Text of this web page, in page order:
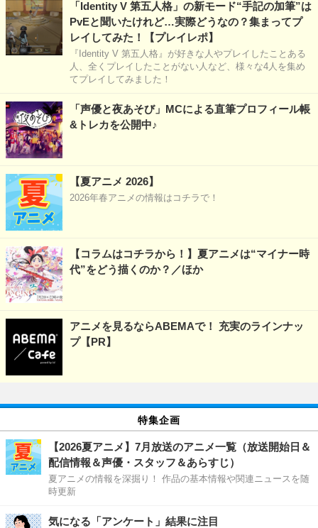
「Identity V 第五人格」の新モード“手記の加筆”は
PvEと聞いたけれど…実際どうなの？集まってプ
レイしてみた！【プレイレポ】
『Identity V 第五人格』が好きな人やプレイしたことある
人、全くプレイしたことがない人など、様々な4人を集め
てプレイしてみました！
「声優と夜あそび」MCによる直筆プロフィール帳
&トレカを公開中♪
【夏アニメ 2026】
2026年春アニメの情報はコチラで！
【コラムはコチラから！】夏アニメは“マイナー時
代”をどう描くのか？／ほか
アニメを見るならABEMAで！ 充実のラインナッ
プ【PR】
特集企画
【2026夏アニメ】7月放送のアニメ一覧（放送開始日＆
配信情報＆声優・スタッフ＆あらすじ）
夏アニメの情報を深掘り！ 作品の基本情報や関連ニュースを随
時更新
気になる「アンケート」結果に注目